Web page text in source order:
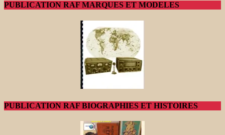
PUBLICATION RAF MARQUES ET MODELES
PUBLICATION RAF BIOGRAPHIES ET HISTOIRES